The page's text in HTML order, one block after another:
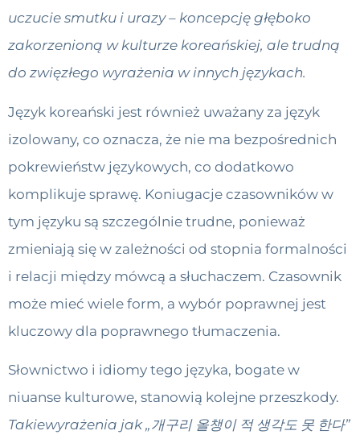
uczucie smutku i urazy – koncepcję głęboko
zakorzenioną w kulturze koreańskiej, ale trudną
do zwięzłego wyrażenia w innych językach.
Język koreański jest również uważany za język
izolowany, co oznacza, że ​​nie ma bezpośrednich
pokrewieństw językowych, co dodatkowo
komplikuje sprawę. Koniugacje czasowników w
tym języku są szczególnie trudne, ponieważ
zmieniają się w zależności od stopnia formalności
i relacji między mówcą a słuchaczem. Czasownik
może mieć wiele form, a wybór poprawnej jest
kluczowy dla poprawnego tłumaczenia.
Słownictwo i idiomy tego języka, bogate w
niuanse kulturowe, stanowią kolejne przeszkody.
Takiewyrażenia jak „개구리 올챙이 적 생각도 못 한다”